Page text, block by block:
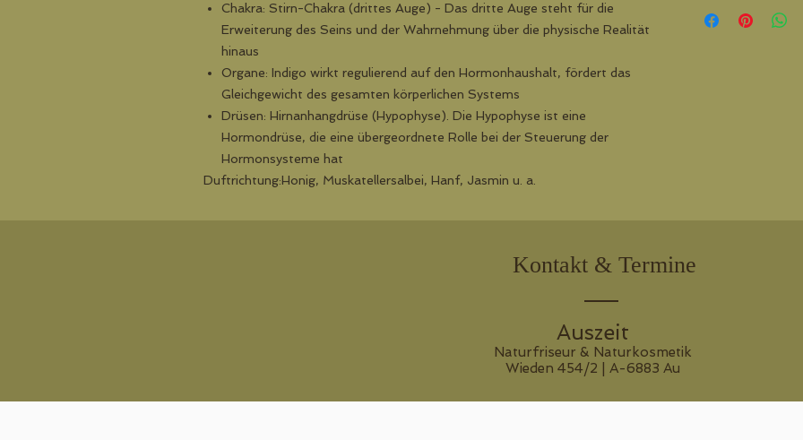
Chakra: Stirn-Chakra (drittes Auge) - Das dritte Auge steht für die
Erweiterung des Seins und der Wahrnehmung über die physische Realität
hinaus
Organe: Indigo wirkt regulierend auf den Hormonhaushalt, fördert das
Gleichgewicht des gesamten körperlichen Systems
Drüsen: Hirnanhangdrüse (Hypophyse). Die Hypophyse ist eine
Hormondrüse, die eine übergeordnete Rolle bei der Steuerung der
Hormonsysteme hat
Duftrichtung:Honig, Muskatellersalbei, Hanf, Jasmin u. a.
(Honigabsolue*)
Öle*:
Farbenergie-
Kontakt & Termine
Auszeit
Naturfriseur & Naturkosmetik
Wieden 454/2 | A-6883 Au